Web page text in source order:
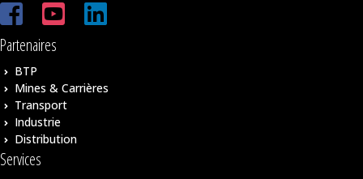
Partenaires
BTP
Mines & Carrières
Transport
Industrie
Distribution
Services